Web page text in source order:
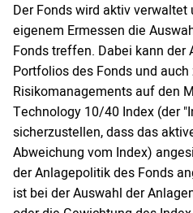
Der Fonds wird aktiv verwaltet
eigenem Ermessen die
Fonds treffen. Dabei kann der
Portfolios des Fonds und
Risikomanagements auf den
Technology 10/40 Index (der
sicherzustellen, dass das
Abweichung vom Index)
der Anlagepolitik des Fonds
ist bei der Auswahl der